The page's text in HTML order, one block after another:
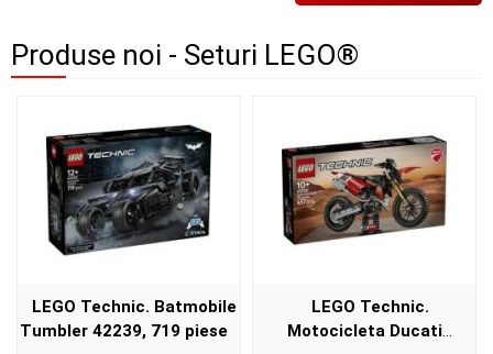
Produse noi - Seturi LEGO®
LEGO Technic. Batmobile
Tumbler 42239, 719 piese
LEGO Technic.
Motocicleta Ducati